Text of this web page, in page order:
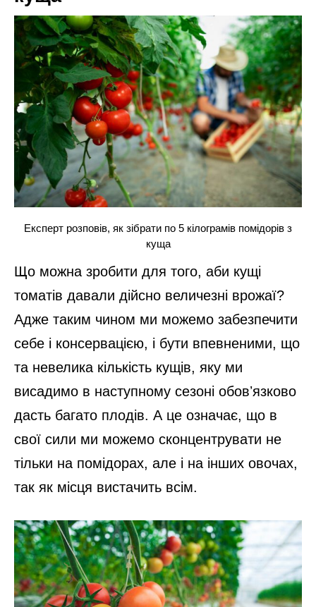
Експерт розповів, як зібрати по 5 кілограмів помідорів з
куща
Що можна зробити для того, аби кущі
томатів давали дійсно величезні врожаї?
Адже таким чином ми можемо забезпечити
себе і консервацією, і бути впевненими, що
та невелика кількість кущів, яку ми
висадимо в наступному сезоні обовʼязково
дасть багато плодів. А це означає, що в
свої сили ми можемо сконцентрувати не
тільки на помідорах, але і на інших овочах,
так як місця вистачить всім.